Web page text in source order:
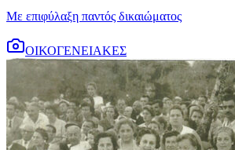
Με επιφύλαξη παντός δικαιώματος
ΟΙΚΟΓΕΝΕΙΑΚΕΣ